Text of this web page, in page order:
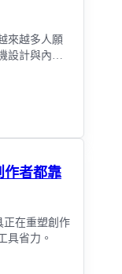
來越多人願
設計與內容
作者都靠
正在重塑創作
具省力。